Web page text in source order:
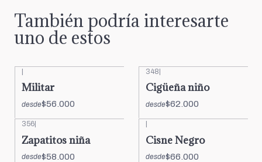
También podría interesarte
uno de estos
Militar
desde$56.000
348
Cigüeña niño
desde$62.000
356
Zapatitos niña
desde$58.000
Cisne Negro
desde$66.000